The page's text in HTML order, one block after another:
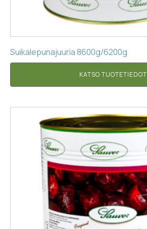
Suikalepunajuuria 8600g/6200g
KATSO TUOTETIEDOT